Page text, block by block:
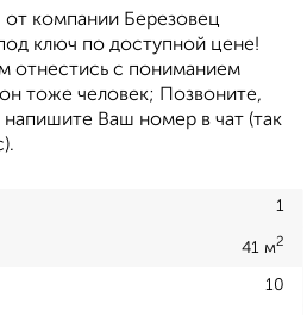
от компании Березовец
ключ по доступной цене!
отнестись с пониманием
тоже человек; Позвоните,
Ваш номер в чат (так
1
41 м2
10